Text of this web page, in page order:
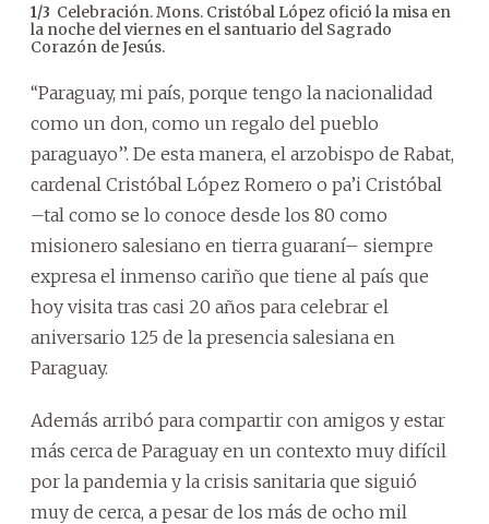
1/3 Celebración. Mons. Cristóbal López ofició la misa en
la noche del viernes en el santuario del Sagrado
Corazón de Jesús.
‘‘Paraguay, mi país, porque tengo la nacionalidad
como un don, como un regalo del pueblo
paraguayo’’. De esta manera, el arzobispo de Rabat,
cardenal Cristóbal López Romero o pa’i Cristóbal
–tal como se lo conoce desde los 80 como
misionero salesiano en tierra guaraní– siempre
expresa el inmenso cariño que tiene al país que
hoy visita tras casi 20 años para celebrar el
aniversario 125 de la presencia salesiana en
Paraguay.
Además arribó para compartir con amigos y estar
más cerca de Paraguay en un contexto muy difícil
por la pandemia y la crisis sanitaria que siguió
muy de cerca, a pesar de los más de ocho mil